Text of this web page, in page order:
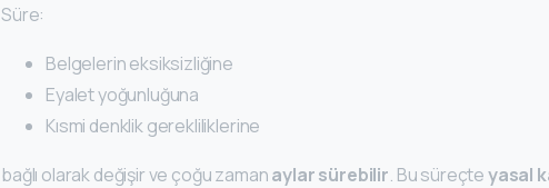
Süre:
Belgelerin eksiksizliğine
Eyalet yoğunluğuna
Kısmi denklik gerekliliklerine
bağlı olarak değişir ve çoğu zamanaylar sürebilir. Bu süreçteyasal